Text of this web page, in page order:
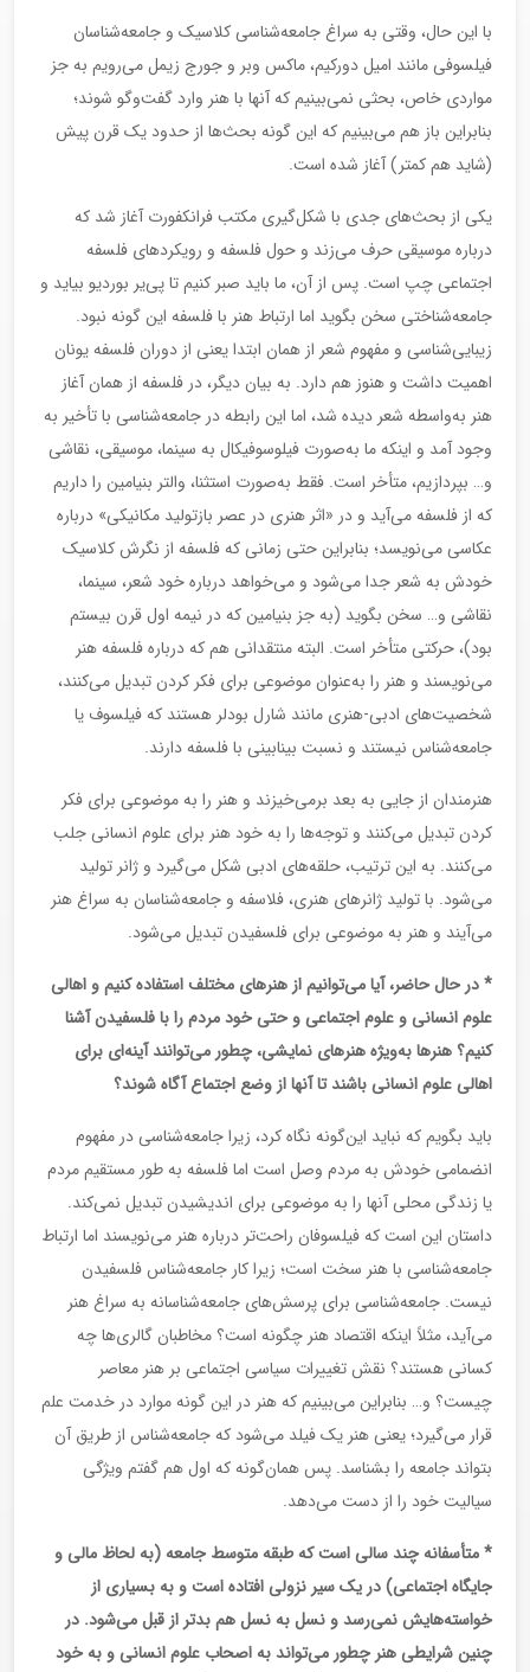
با این حال، وقتی به سراغ جامعه‌شناسی کلاسیک و جامعه‌شناسان
فیلسوفی مانند امیل دورکیم، ماکس وبر و جورج زیمل می‌رویم به جز
مواردی خاص، بحثی نمی‌بینیم که آنها با هنر وارد گفت‌وگو شوند؛
بنابراین باز هم می‌بینیم که این گونه بحث‌ها از حدود یک قرن پیش
(شاید هم کمتر) آغاز شده است.
یکی از بحث‌های جدی با شکل‌گیری مکتب فرانکفورت آغاز شد که
درباره موسیقی حرف می‌زند و حول فلسفه و رویکردهای فلسفه
اجتماعی چپ است. پس از آن، ما باید صبر کنیم تا پی‌یر بوردیو بیاید و
جامعه‌شناختی سخن بگوید اما ارتباط هنر با فلسفه این گونه نبود.
زیبایی‌شناسی و مفهوم شعر از همان ابتدا یعنی از دوران فلسفه یونان
اهمیت داشت و هنوز هم دارد. به بیان دیگر، در فلسفه از همان آغاز
هنر به‌واسطه شعر دیده شد، اما این رابطه در جامعه‌شناسی با تأخیر به
وجود آمد و اینکه ما به‌صورت فیلوسوفیکال به سینما، موسیقی، نقاشی
و… بپردازیم، متأخر است. فقط به‌صورت استثنا، والتر بنیامین را داریم
که از فلسفه می‌آید و در «اثر هنری در عصر بازتولید مکانیکی» درباره
عکاسی می‌نویسد؛ بنابراین حتی زمانی که فلسفه از نگرش کلاسیک
خودش به شعر جدا می‌شود و می‌خواهد درباره خود شعر، سینما،
نقاشی و… سخن بگوید (به جز بنیامین که در نیمه اول قرن بیستم
بود)، حرکتی متأخر است. البته منتقدانی هم که درباره فلسفه هنر
می‌نویسند و هنر را به‌عنوان موضوعی برای فکر کردن تبدیل می‌کنند،
شخصیت‌های ادبی-هنری مانند شارل بودلر هستند که فیلسوف یا
جامعه‌شناس نیستند و نسبت بینابینی با فلسفه دارند.
هنرمندان از جایی به بعد برمی‌خیزند و هنر را به موضوعی برای فکر
کردن تبدیل می‌کنند و توجه‌ها را به خود هنر برای علوم انسانی جلب
می‌کنند. به این ترتیب، حلقه‌های ادبی شکل می‌گیرد و ژانر تولید
می‌شود. با تولید ژانرهای هنری، فلاسفه و جامعه‌شناسان به سراغ هنر
می‌آیند و هنر به موضوعی برای فلسفیدن تبدیل می‌شود.
* در حال حاضر، آیا می‌توانیم از هنرهای مختلف استفاده کنیم و اهالی
علوم انسانی و علوم اجتماعی و حتی خود مردم را با فلسفیدن آشنا
کنیم؟ هنرها به‌ویژه هنرهای نمایشی، چطور می‌توانند آینه‌ای برای
اهالی علوم انسانی باشند تا آنها از وضع اجتماع آگاه شوند؟
باید بگویم که نباید این‌گونه نگاه کرد، زیرا جامعه‌شناسی در مفهوم
انضمامی خودش به مردم وصل است اما فلسفه به طور مستقیم مردم
یا زندگی محلی آنها را به موضوعی برای اندیشیدن تبدیل نمی‌کند.
داستان این است که فیلسوفان راحت‌تر درباره هنر می‌نویسند اما ارتباط
جامعه‌شناسی با هنر سخت است؛ زیرا کار جامعه‌شناس فلسفیدن
نیست. جامعه‌شناسی برای پرسش‌های جامعه‌شناسانه به سراغ هنر
می‌آید، مثلاً اینکه اقتصاد هنر چگونه است؟ مخاطبان گالری‌ها چه
کسانی هستند؟ نقش تغییرات سیاسی اجتماعی بر هنر معاصر
چیست؟ و… بنابراین می‌بینیم که هنر در این گونه موارد در خدمت علم
قرار می‌گیرد؛ یعنی هنر یک فیلد می‌شود که جامعه‌شناس از طریق آن
بتواند جامعه را بشناسد. پس همان‌گونه که اول هم گفتم ویژگی
سیالیت خود را از دست می‌دهد.
* متأسفانه چند سالی است که طبقه متوسط جامعه (به لحاظ مالی و
جایگاه اجتماعی) در یک سیر نزولی افتاده است و به بسیاری از
خواسته‌هایش نمی‌رسد و نسل به نسل هم بدتر از قبل می‌شود. در
چنین شرایطی هنر چطور می‌تواند به اصحاب علوم انسانی و به خود